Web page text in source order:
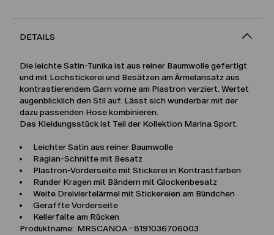
DETAILS
Die leichte Satin-Tunika ist aus reiner Baumwolle gefertigt
und mit Lochstickerei und Besätzen am Ärmelansatz aus
kontrastierendem Garn vorne am Plastron verziert. Wertet
augenblicklich den Stil auf. Lässt sich wunderbar mit der
dazu passenden Hose kombinieren.
Das Kleidungsstück ist Teil der Kollektion Marina Sport.
Leichter Satin aus reiner Baumwolle
Raglan-Schnitte mit Besatz
Plastron-Vorderseite mit Stickerei in Kontrastfarben
Runder Kragen mit Bändern mit Glockenbesatz
Weite Dreiviertelärmel mit Stickereien am Bündchen
Geraffte Vorderseite
Kellerfalte am Rücken
Produktname: MRSCANOA - 8191036706003